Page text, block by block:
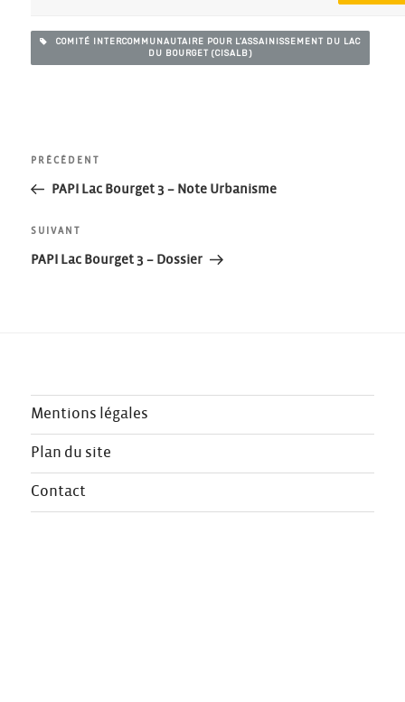
COMITÉ INTERCOMMUNAUTAIRE POUR L’ASSAINISSEMENT DU LAC
DU BOURGET (CISALB)
Navigation
l’article
Article
précédent
PRÉCÉDENT
PAPI Lac Bourget 3 – Note Urbanisme
Article
suivant
SUIVANT
PAPI Lac Bourget 3 – Dossier
Mentions légales
Plan du site
Contact